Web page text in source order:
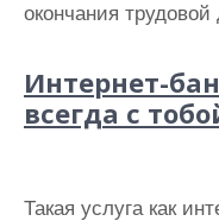
окончания
Интернет-
всегда с
Такая услуга как